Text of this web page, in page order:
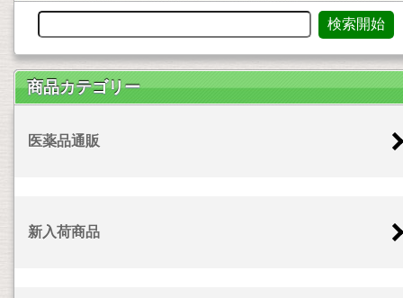
商品カテゴリー
医薬品通販
新入荷商品